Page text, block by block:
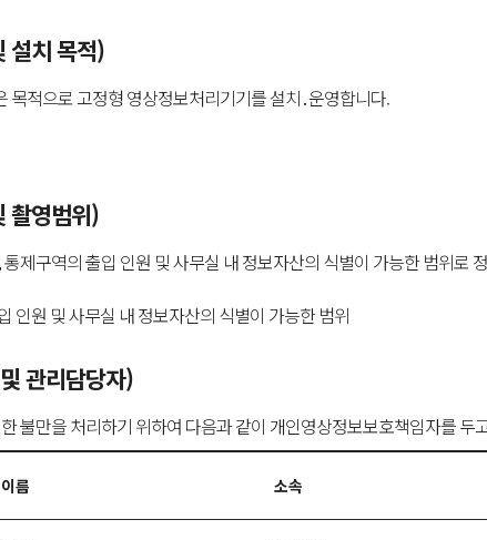
설치 목적)
적으로 고정형 영상정보처리기기를 설치․운영합니다.
촬영범위)
구역의 출입 인원 및 사무실 내 정보자산의 식별이 가능한 범위로
원 및 사무실 내 정보자산의 식별이 가능한 범위
관리담당자)
불만을 처리하기 위하여 다음과 같이 개인영상정보보호책임자를 두
이름 소속